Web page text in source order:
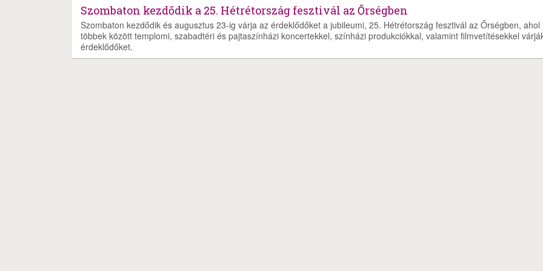
Szombaton kezdődik a 25. Hétrétország fesztivál az Őrségben
Szombaton kezdődik és augusztus 23-ig várja az érdeklődőket a jubileumi, 25. Hétrétország fesztivál az Őrségben, ahol
többek között templomi, szabadtéri és pajtaszínházi koncertekkel, színházi produkciókkal, valamint filmvetítésekkel
érdeklődőket.